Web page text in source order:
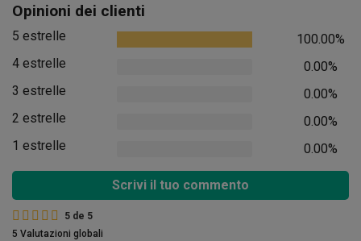
Opinioni dei clienti
5 estrelle
100.00%
4 estrelle
0.00%
3 estrelle
0.00%
2 estrelle
0.00%
1 estrelle
0.00%
Scrivi il tuo commento
5 de 5
5 Valutazioni globali